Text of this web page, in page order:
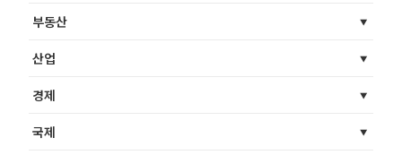
부동산
산업
경제
국제